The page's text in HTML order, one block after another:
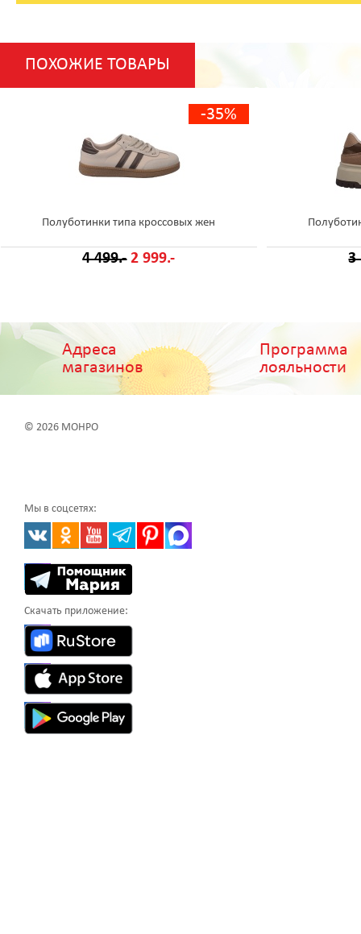
ПОХОЖИЕ ТОВАРЫ
-35%
Полуботинки типа кроссовых жен
4 499.- 2 999.- 3
Адреса
магазинов
Программа
лояльности
© 2026 МОНРО
Мы в соцсетях:
Скачать приложение: